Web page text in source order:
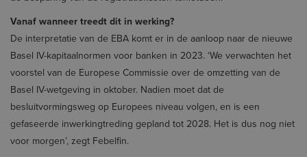
Vanaf wanneer treedt dit in werking?
De interpretatie van de EBA komt er in de aanloop naar de nieuwe
Basel IV-kapitaalnormen voor banken in 2023. ‘We verwachten het
voorstel van de Europese Commissie over de omzetting van de
Basel IV-wet­geving in oktober. Nadien moet dat de
besluitvormingsweg op Europees niveau volgen, en is een
gefaseerde inwerkingtreding gepland tot 2028. Het is dus nog niet
voor morgen’, zegt Febelfin.